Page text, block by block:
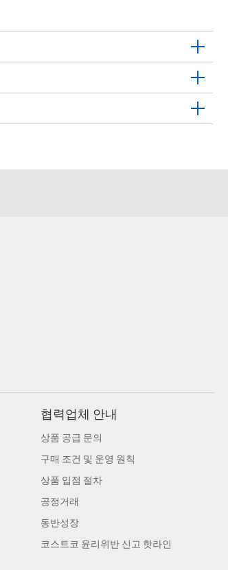
협력업체 안내
상품 공급 문의
구매 조건 및 운영 원칙
상품 입점 절차
공정거래
동반성장
코스트코 윤리위반 신고 핫라인